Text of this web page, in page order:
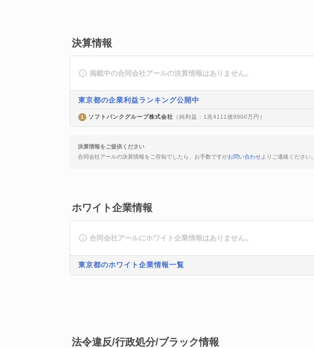
決算情報
掲載中の合同会社アールの決算情報はありません。
東京都の企業利益ランキング公開中
1 ソフトバンクグループ株式会社 （純利益 : 1兆4111億9900万円）
決算情報をご提供ください
合同会社アールの決算情報をご存知でしたら、お手数ですがお問い合わせよりご連絡ください。
ホワイト企業情報
合同会社アールにホワイト企業情報はありません。
東京都のホワイト企業情報一覧
法令違反/行政処分/ブラック情報